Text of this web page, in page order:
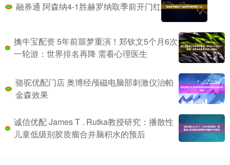
融券通 阿森纳4-1胜赫罗纳取季前开门红
擒牛宝配资 5年前噩梦重演！郑钦文5个月6次
一轮游：世界排名再降 需看心理医生
骆驼优配门店 奥博经颅磁电脑部刺激仪治帕
金森效果
诚信优配 James T . Rutka教授研究：播散性
儿童低级别胶质瘤合并脑积水的预后